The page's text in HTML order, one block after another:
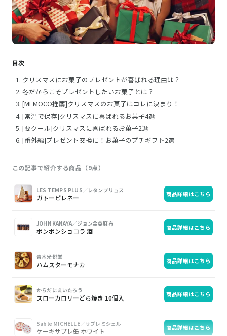
目次
クリスマスにお菓子のプレゼントが喜ばれる理由は？
冬だからこそプレゼントしたいお菓子とは？
[MEMOCO推薦]クリスマスのお菓子はコレに決まり！
[常温で保存]クリスマスに喜ばれるお菓子4選
[要クール]クリスマスに喜ばれるお菓子2選
[番外編]プレゼント交換に！お菓子のプチギフト2選
この記事で紹介する商品（9点）
画
像
商
品
購
入
LES TEMPS PLUS／レタンプリュス
ガトーピレネー 商品詳細はこちら
JOHN KANAYA／ジョン金谷麻布
ボンボンショコラ 酒 商品詳細はこちら
青木光悦堂
ハムスターモナカ 商品詳細はこちら
からだにえいたろう
スローカロリーどら焼き 10個入 商品詳細はこちら
Sable MICHELLE／サブレミシェル
ケーキサブレ缶 ホワイト 商品詳細はこちら